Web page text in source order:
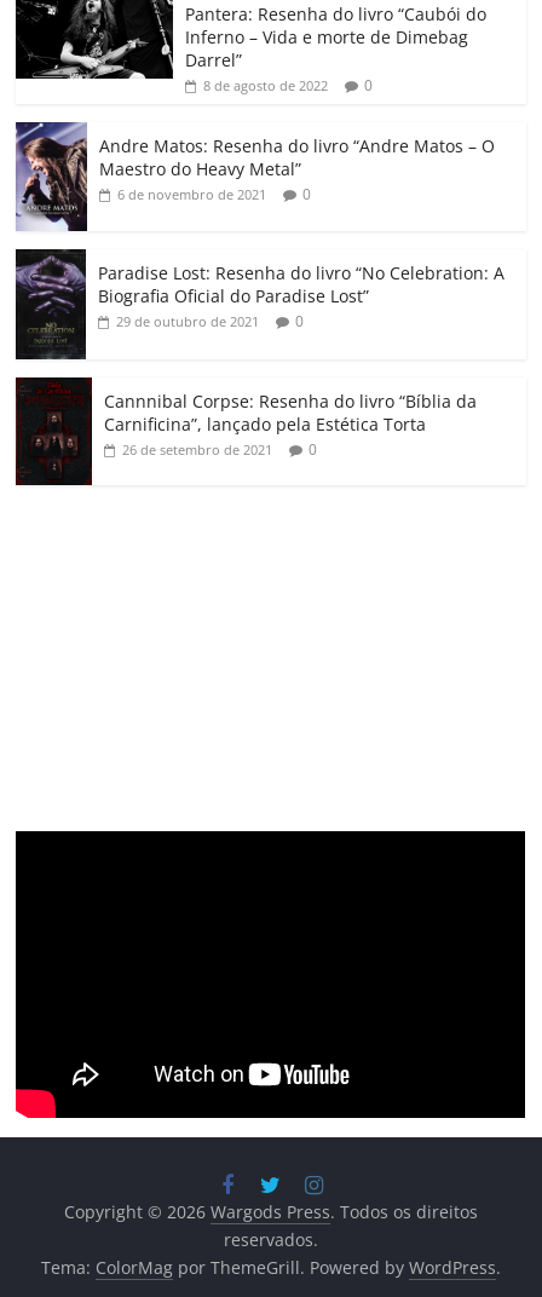
o
k
p a
ss
ro
o
k h
ar
Pantera: Resenha do livro “Caubói do
Inferno – Vida e morte de Dimebag
Darrel”
8 de agosto de 2022 0
Andre Matos: Resenha do livro “Andre Matos – O
Maestro do Heavy Metal”
6 de novembro de 2021 0
Paradise Lost: Resenha do livro “No Celebration: A
Biografia Oficial do Paradise Lost”
29 de outubro de 2021 0
Cannnibal Corpse: Resenha do livro “Bíblia da
Carnificina”, lançado pela Estética Torta
26 de setembro de 2021 0
Copyright © 2026 Wargods Press. Todos os direitos
reservados.
Tema: ColorMagpor ThemeGrill. Powered by WordPress.